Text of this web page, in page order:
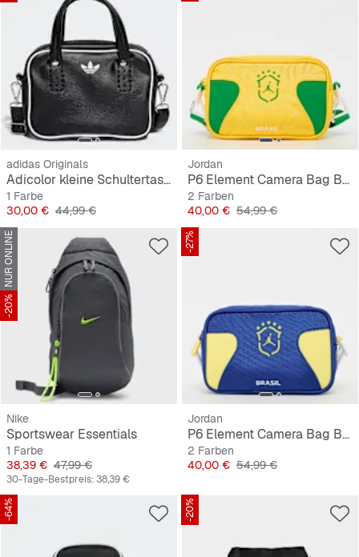
adidas Originals
Adicolor kleine Schultertasche
1 Farbe
Preis
30,00 € Originalpreis
44,99 €
Jordan
P6 Element Camera Bag Brazil
2 Farben
Preis
40,00 € Originalpreis
54,99 €
NUR ONLINE
-20%
Nike
Sportswear Essentials
1 Farbe
Preis
38,39 € Originalpreis
47,99 €
30-Tage-Bestpreis:38,39 €
-27%
Jordan
P6 Element Camera Bag Brazil
2 Farben
Preis
40,00 € Originalpreis
54,99 €
-64% -20%